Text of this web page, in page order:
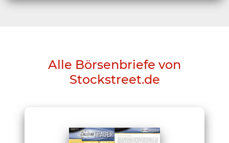
Alle Börsenbriefe von
Stockstreet.de